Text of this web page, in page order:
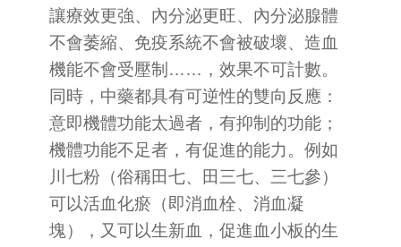
讓療效更強、內分泌更旺、內分泌腺體
不會萎縮、免疫系統不會被破壞、造血
機能不會受壓制……，效果不可計數。
同時，中藥都具有可逆性的雙向反應：
意即機體功能太過者，有抑制的功能；
機體功能不足者，有促進的能力。例如
川七粉（俗稱田七、田三七、三七參）
可以活血化瘀（即消血栓、消血凝
塊），又可以生新血，促進血小板的生